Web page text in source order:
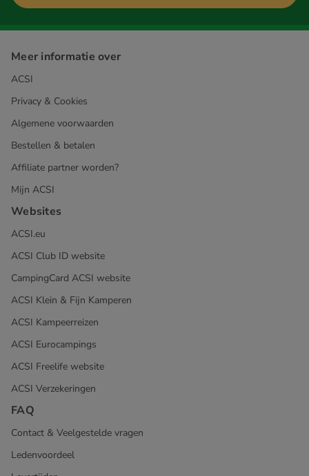
Meer informatie over
ACSI
Privacy & Cookies
Algemene voorwaarden
Bestellen & betalen
Affiliate partner worden?
Mijn ACSI
Websites
ACSI.eu
ACSI Club ID website
CampingCard ACSI website
ACSI Klein & Fijn Kamperen
ACSI Kampeerreizen
ACSI Eurocampings
ACSI Freelife website
ACSI Verzekeringen
FAQ
Contact & Veelgestelde vragen
Ledenvoordeel